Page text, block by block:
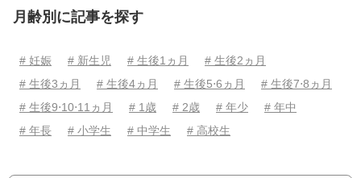
月齢別に記事を探す
# 妊娠 # 新生児 # 生後1ヵ月
# 生後2ヵ月
# 生後3ヵ月
# 生後4ヵ月 # 生後5⋅6ヵ月
# 生後7⋅8ヵ月
# 生後9⋅10⋅11ヵ月
# 1歳 # 2歳 # 年少
# 年中
# 年長
# 小学生 # 中学生 # 高校生